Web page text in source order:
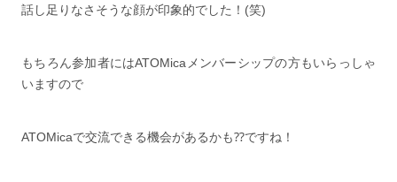
話し足りなさそうな顔が印象的でした！(笑)
もちろん参加者にはATOMicaメンバーシップの方もいらっしゃ
いますので
ATOMicaで交流できる機会があるかも⁇ですね！